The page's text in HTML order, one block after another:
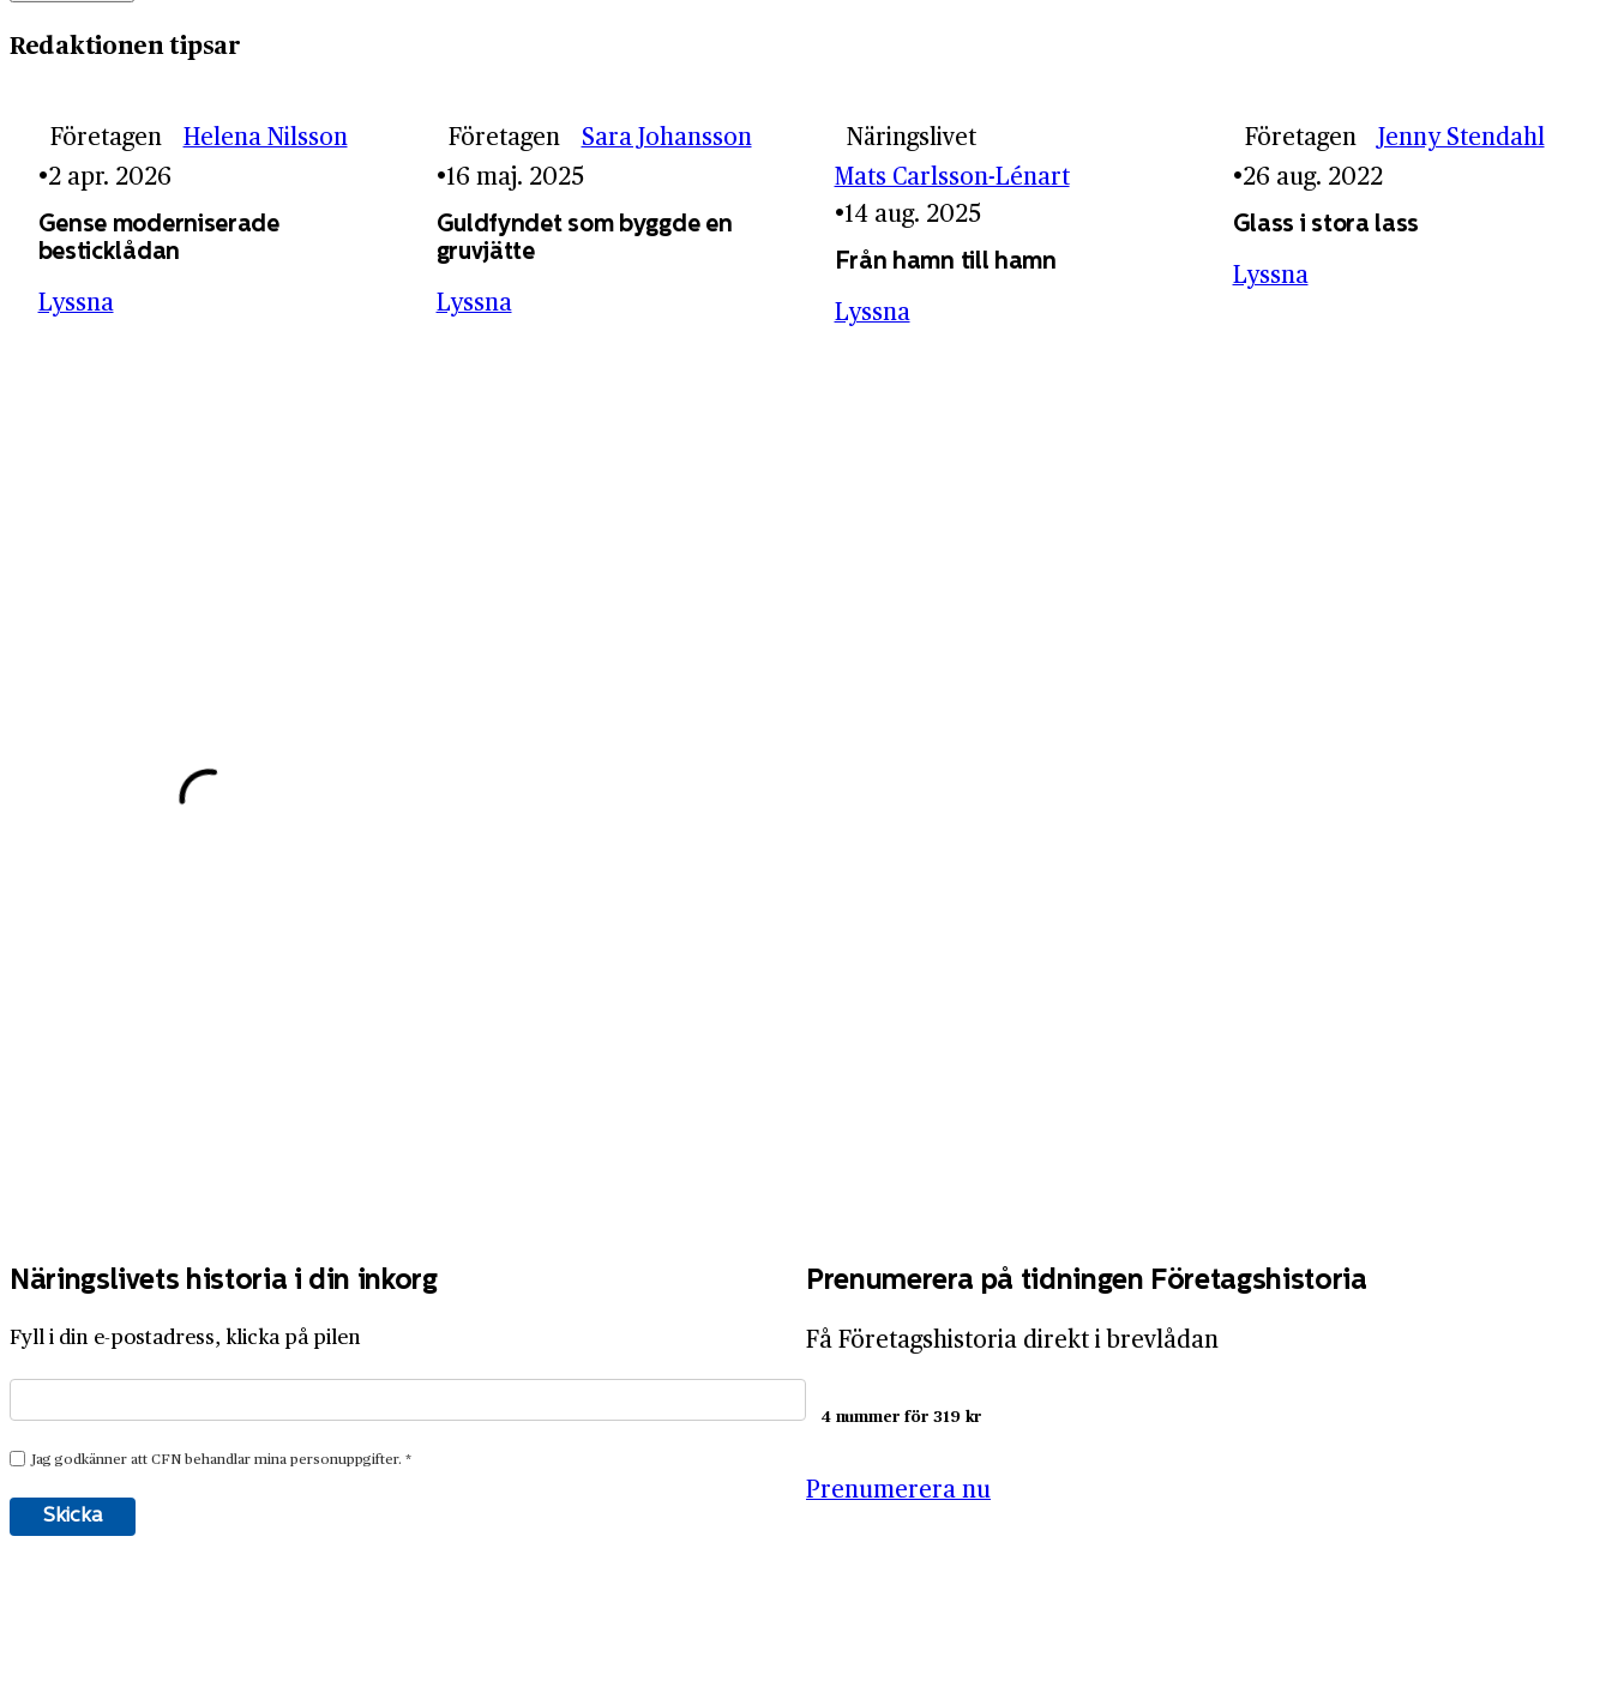
Redaktionen tipsar
Företagen
Helena Nilsson
2 apr. 2026
Gense moderniserade
besticklådan
Lyssna
Företagen
Sara Johansson
16 maj. 2025
Guldfyndet som byggde en
gruvjätte
Lyssna
Näringslivet
Mats Carlsson-Lénart
14 aug. 2025
Från hamn till hamn
Lyssna
Företagen
Jenny Stendahl
26 aug. 2022
Glass i stora lass
Lyssna
Näringslivets historia i din inkorg
Fyll i din e-postadress, klicka på pilen
Prenumerera på tidningen Företagshistoria
Få Företagshistoria direkt i brevlådan
4 nummer för 319 kr
Prenumerera nu